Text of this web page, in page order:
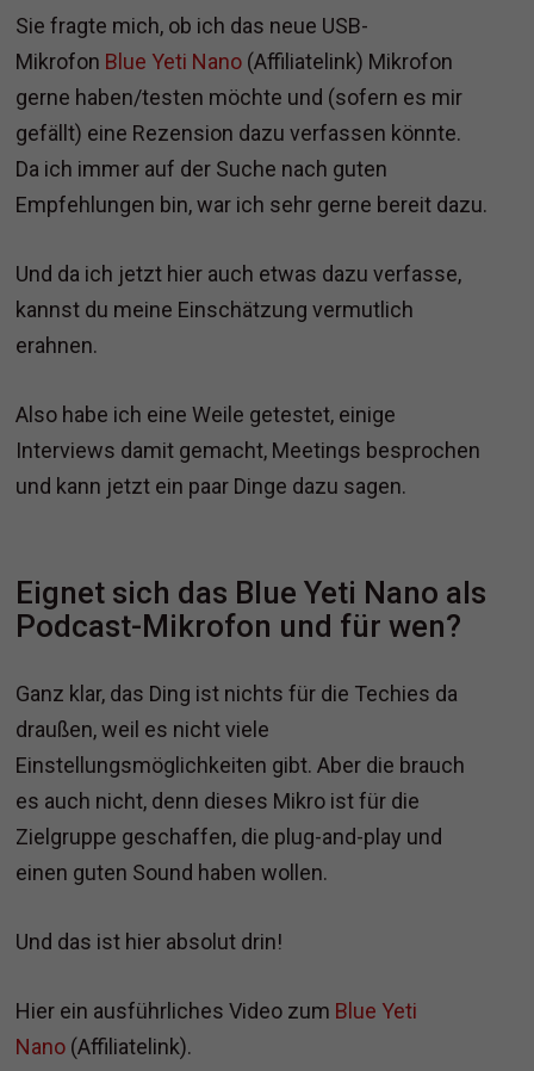
Sie fragte mich, ob ich das neue USB-
Mikrofon Blue Yeti Nano (Affiliatelink) Mikrofon
gerne haben/testen möchte und (sofern es mir
gefällt) eine Rezension dazu verfassen könnte.
Da ich immer auf der Suche nach guten
Empfehlungen bin, war ich sehr gerne bereit dazu.
Und da ich jetzt hier auch etwas dazu verfasse,
kannst du meine Einschätzung vermutlich
erahnen.
Also habe ich eine Weile getestet, einige
Interviews damit gemacht, Meetings besprochen
und kann jetzt ein paar Dinge dazu sagen.
Eignet sich das Blue Yeti Nano als
Podcast-Mikrofon und für wen?
Ganz klar, das Ding ist nichts für die Techies da
draußen, weil es nicht viele
Einstellungsmöglichkeiten gibt. Aber die brauch
es auch nicht, denn dieses Mikro ist für die
Zielgruppe geschaffen, die plug-and-play und
einen guten Sound haben wollen.
Und das ist hier absolut drin!
Hier ein ausführliches Video zum Blue Yeti
Nano (Affiliatelink).